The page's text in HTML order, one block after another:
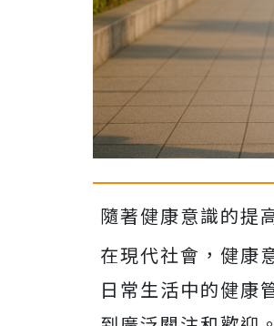
隨著健康意識的提
在現代社會，健康
日常生活中的健康